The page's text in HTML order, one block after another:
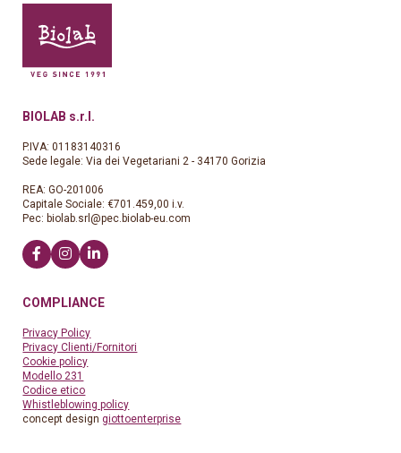
BIOLAB s.r.l.
P.IVA: 01183140316
Sede legale: Via dei Vegetariani 2 - 34170 Gorizia
REA: GO-201006
Capitale Sociale: €701.459,00 i.v.
Pec: biolab.srl@pec.biolab-eu.com
COMPLIANCE
Privacy Policy
Privacy Clienti/Fornitori
Cookie policy
Modello 231
Codice etico
Whistleblowing policy
concept design giottoenterprise